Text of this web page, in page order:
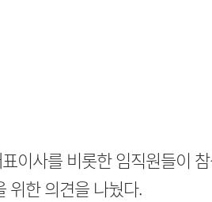
이사를 비롯한 임직원들이
위한 의견을 나눴다.